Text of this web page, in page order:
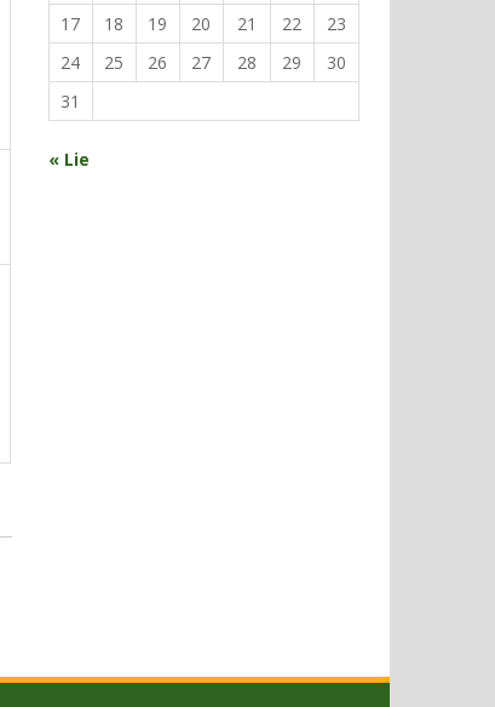
17
18 19 20 21 22
23
24
25 26 27 28 29
30
31
« Lie